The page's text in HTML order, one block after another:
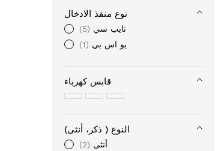
سبائك الالومنيوم
نوع منفذ الادخال
تايب سي
5
يو اس بي
1
قابس كهرباء
النوع ( ذكر، أنثى)
أنثى
2